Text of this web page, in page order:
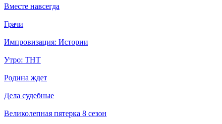
Вместе навсегда
Грачи
Импровизация: Истории
Утро: ТНТ
Родина ждет
Дела судебные
Великолепная пятерка 8 сезон